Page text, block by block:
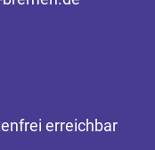
erreichbar